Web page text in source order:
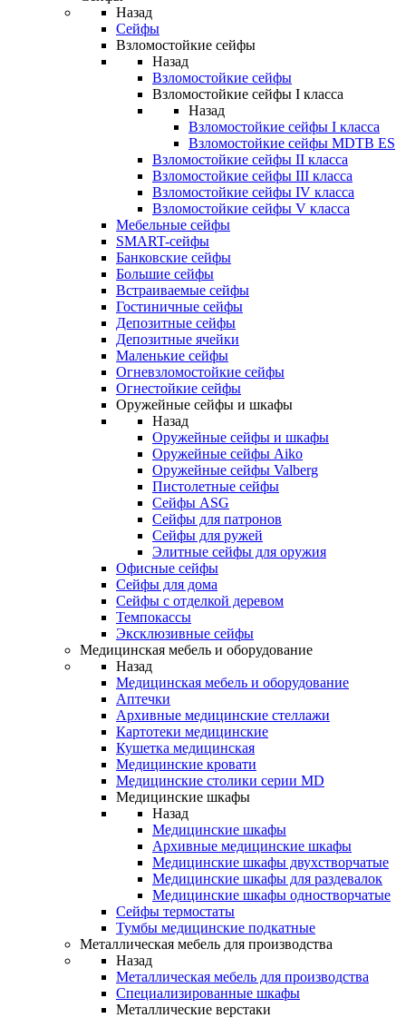
Назад
Сейфы
Взломостойкие сейфы
Назад
Взломостойкие сейфы
Взломостойкие сейфы I класса
Назад
Взломостойкие сейфы I класса
Взломостойкие сейфы MDTB ES
Взломостойкие сейфы II класса
Взломостойкие сейфы III класса
Взломостойкие сейфы IV класса
Взломостойкие сейфы V класса
Мебельные сейфы
SMART-сейфы
Банковские сейфы
Большие сейфы
Встраиваемые сейфы
Гостиничные сейфы
Депозитные сейфы
Депозитные ячейки
Маленькие сейфы
Огневзломостойкие сейфы
Огнестойкие сейфы
Оружейные сейфы и шкафы
Назад
Оружейные сейфы и шкафы
Оружейные сейфы Aiko
Оружейные сейфы Valberg
Пистолетные сейфы
Сейфы ASG
Сейфы для патронов
Сейфы для ружей
Элитные сейфы для оружия
Офисные сейфы
Сейфы для дома
Сейфы с отделкой деревом
Темпокассы
Эксклюзивные сейфы
Медицинская мебель и оборудование
Назад
Медицинская мебель и оборудование
Аптечки
Архивные медицинские стеллажи
Картотеки медицинские
Кушетка медицинская
Медицинские кровати
Медицинские столики серии MD
Медицинские шкафы
Назад
Медицинские шкафы
Архивные медицинские шкафы
Медицинские шкафы двухстворчатые
Медицинские шкафы для раздевалок
Медицинские шкафы одностворчатые
Сейфы термостаты
Тумбы медицинские подкатные
Металлическая мебель для производства
Назад
Металлическая мебель для производства
Cпециализированные шкафы
Металлические верстаки